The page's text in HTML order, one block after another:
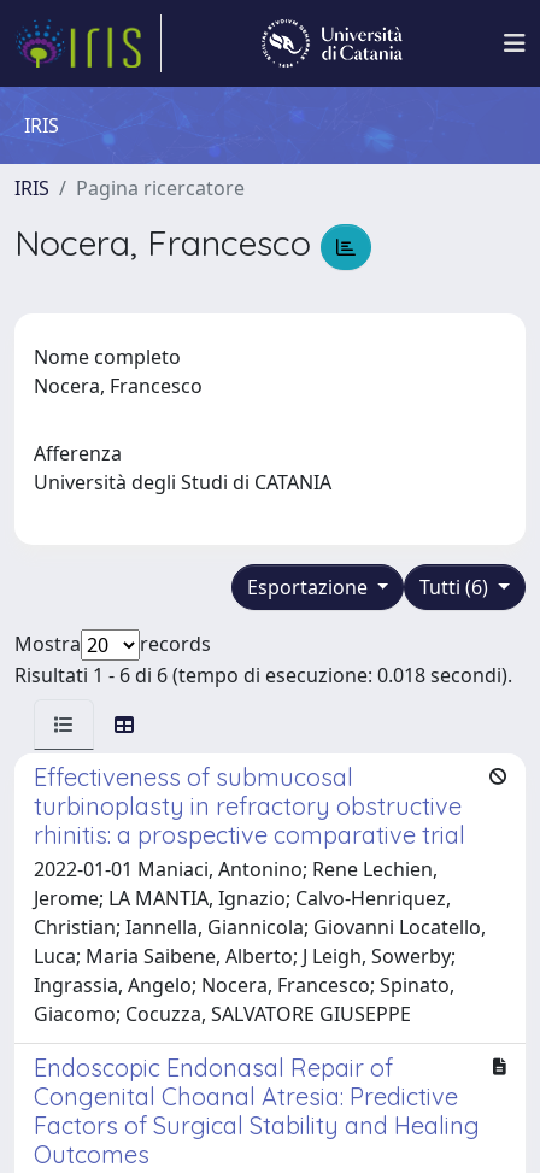
IRIS
IRIS Pagina ricercatore
Nocera, Francesco
Nome completo
Nocera, Francesco
Afferenza
Università degli Studi di CATANIA
Tutti (6)
Esportazione
Mostra
records
Risultati 1 - 6 di 6 (tempo di esecuzione: 0.018 secondi).
Effectiveness of submucosal
turbinoplasty in refractory obstructive
rhinitis: a prospective comparative trial
2022-01-01 Maniaci, Antonino; Rene Lechien,
Jerome; LA MANTIA, Ignazio; Calvo-Henriquez,
Christian; Iannella, Giannicola; Giovanni Locatello,
Luca; Maria Saibene, Alberto; J Leigh, Sowerby;
Ingrassia, Angelo; Nocera, Francesco; Spinato,
Giacomo; Cocuzza, SALVATORE GIUSEPPE
Endoscopic Endonasal Repair of
Congenital Choanal Atresia: Predictive
Factors of Surgical Stability and Healing
Outcomes